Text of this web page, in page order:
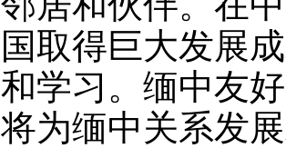
国取得巨大发展
和学习。缅中友
将为缅中关系发